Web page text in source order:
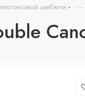
мебели —